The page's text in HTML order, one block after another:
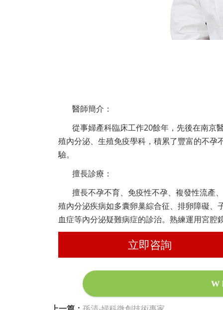
醫師簡介：
從事婦產科臨床工作20餘年，先後在南京
殖內分泌、生殖免疫學科，積累了豐富的不
驗。
擅長診療：
擅長不孕不育、免疫性不孕、複發性流產
殖內分泌疾病如多囊卵巢綜合征、排卵障礙
血症等內分泌疑難病症的診治。熟練運用宮
立即咨詢